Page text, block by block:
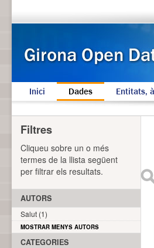
Inici Dades Entitats,
Filtres
Cliqueu sobre un o més
termes de la llista següent
per filtrar els resultats.
AUTORS
Salut (1)
MOSTRAR MENYS AUTORS
CATEGORIES